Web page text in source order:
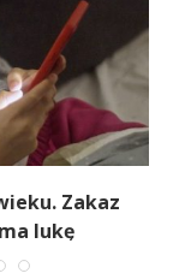
Zakaz
lukę